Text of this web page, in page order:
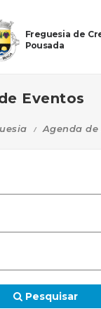
Freguesia de
Pousada
Eventos
Agenda de
Pesquisar